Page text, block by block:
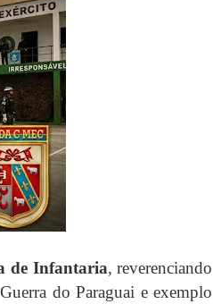
de Infantaria, reverenciando
do Paraguai e exemplo